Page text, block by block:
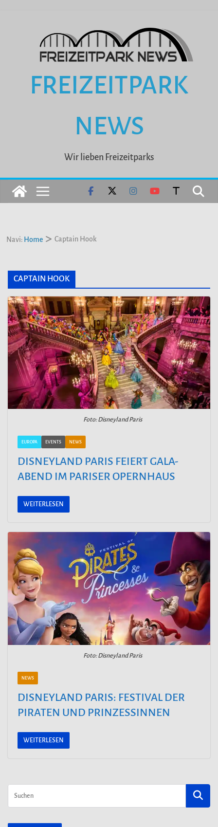
FREIZEITPARK
NEWS
Wir lieben Freizeitparks
Navi: Home Captain Hook
CAPTAIN HOOK
Foto: Disneyland Paris
EUROPA EVENTS NEWS
DISNEYLAND PARIS FEIERT GALA-
ABEND IM PARISER OPERNHAUS
WEITERLESEN
Foto: Disneyland Paris
NEWS
DISNEYLAND PARIS: FESTIVAL DER
PIRATEN UND PRINZESSINNEN
WEITERLESEN